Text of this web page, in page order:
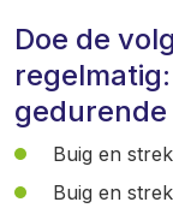
Doe de
Buig en
Buig en